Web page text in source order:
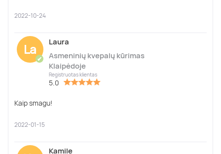
2022-10-24
La
✔
Laura
Asmeninių kvepalų kūrimas
Klaipėdoje
Registruotas klientas
5.0
Kaip smagu!
2022-01-15
Kamile